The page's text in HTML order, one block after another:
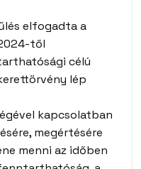
elfogadta a
től
célú
lép
kapcsolatban
megértésére
menni az időben